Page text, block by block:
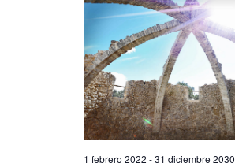
1 febrero 2022 -31 diciembre 2030